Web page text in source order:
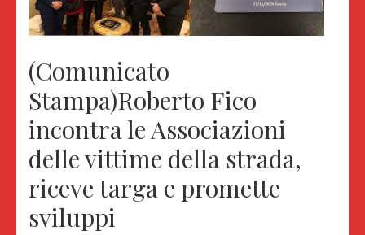
(Comunicato
Stampa)Roberto Fico
incontra le Associazioni
delle vittime della strada,
riceve targa e promette
sviluppi